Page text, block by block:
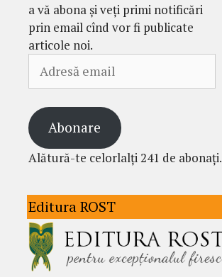
a vă abona și veți primi notificări
prin email cînd vor fi publicate
articole noi.
email
Abonare
Alătură-te celorlalți 241 de abonați.
Editura ROST